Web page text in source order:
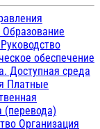
Образование
Руководство
обеспечение
Доступная среда
Платные
(перевода)
Организация